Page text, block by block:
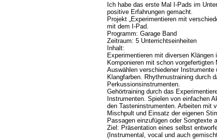
Ich habe das erste Mal I-Pads im
positive Erfahrungen gemacht.
Projekt „Experimentieren mit
mit dem I-Pad.
Programm: Garage Band
Zeitraum: 5 Unterrichtseinheiten
Inhalt:
Experimentieren mit diversen Klängen
Komponieren mit schon
Auswählen verschiedener Instrumente
Klangfarben. Rhythmustraining durch
Perkussionsinstrumenten.
Gehörtraining durch das
Instrumenten. Spielen von einfachen
den Tasteninstrumenten. Arbeiten mit
Mischpult und Einsatz der eigenen
Passagen einzufügen oder Songtexte
Ziel: Präsentation eines selbst
(Instrumental, vocal und auch